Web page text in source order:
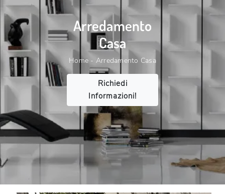
Arredamento
Casa
Home - Arredamento Casa
Richiedi
Informazioni!